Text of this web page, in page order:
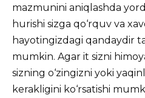
mazmunini aniqlashda
hurishi sizga qo‘rquv va
hayotingizdagi qandaydir
mumkin. Agar it sizni
sizning o‘zingizni yoki
kerakligini ko‘rsatishi